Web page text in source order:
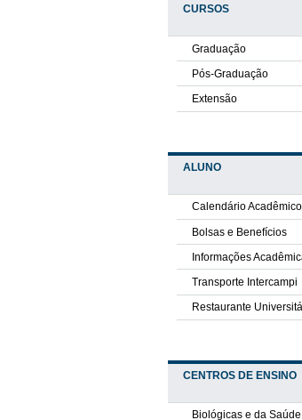
CURSOS
Graduação
Pós-Graduação
Extensão
ALUNO
Calendário Acadêmico
Bolsas e Benefícios
Informações
Transporte Intercampi
Restaurante
CENTROS DE ENSINO
Biológicas e da Saúde